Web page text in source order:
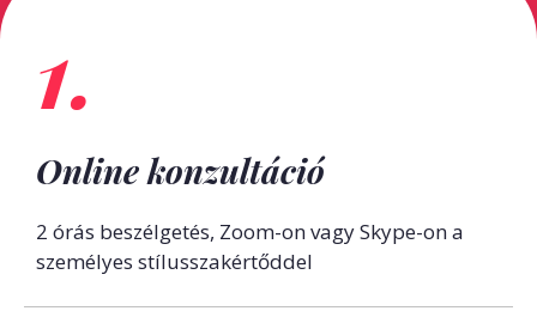
1.
Online konzultáció
2 órás beszélgetés, Zoom-on vagy Skype-on a
személyes stílusszakértőddel